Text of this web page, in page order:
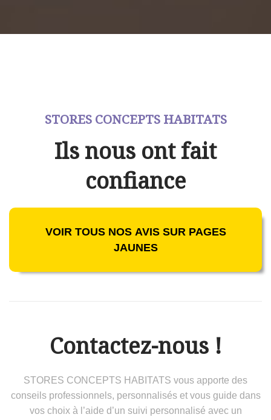
STORES CONCEPTS HABITATS
Ils nous ont fait
confiance
VOIR TOUS NOS AVIS SUR PAGES
JAUNES
Contactez-nous !
STORES CONCEPTS HABITATS vous apporte des
conseils professionnels, personnalisés et vous guide dans
vos choix à l’aide d’un suivi personnalisé avec un